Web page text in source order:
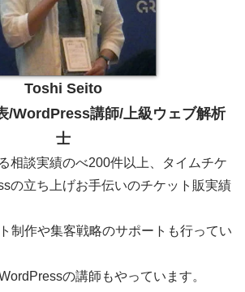
Toshi Seito
/WordPress講師/上級ウェブ解析
士
相談実績のべ200件以上、タイムチケ
の立ち上げお手伝いのチケット販実績
制作や集客戦略のサポートも行ってい
の講師もやっています。